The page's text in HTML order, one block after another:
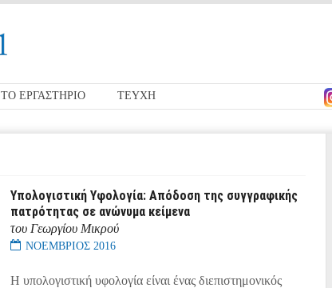
ΤΟ ΕΡΓΑΣΤΗΡΙΟ ΤΕΥΧΗ
Υπολογιστική Υφολογία: Απόδοση της συγγραφικής
πατρότητας σε ανώνυμα κείμενα
του Γεωργίου Μικρού
ΝΟΕΜΒΡΙΟΣ 2016
Η υπολογιστική υφολογία είναι ένας διεπιστημονικός